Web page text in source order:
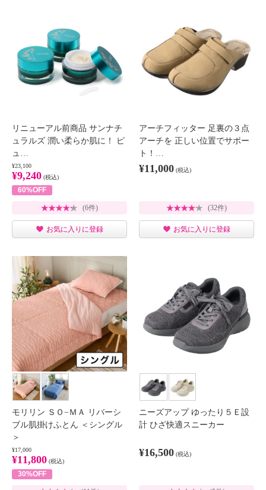
リニューアル前商品 サンナチ
ュラルズ 潤い柔らか肌に！ ピ
ュ…
¥23,100
¥9,240 (税込)
60%OFF
(6件)
お気に入りに登録
アーチフィッター 足裏の３点
アーチを 正しい位置でサポー
ト！…
¥11,000 (税込)
(32件)
お気に入りに登録
モリリン ＳＯ−ＭＡ リバーシ
ブル肌掛けふとん ＜シングル
＞
¥17,000
¥11,800 (税込)
30%OFF
ニーズアップ ゆったり５Ｅ設
計 ひざ快適スニーカー
¥16,500 (税込)